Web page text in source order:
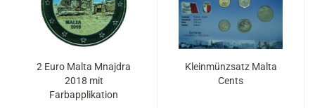
2 Euro Malta Mnajdra
2018 mit
Farbapplikation
Kleinmünzsatz Malta
Cents